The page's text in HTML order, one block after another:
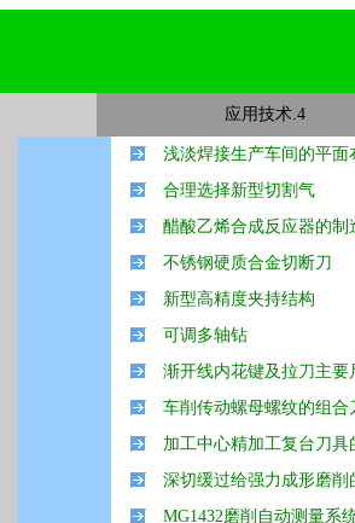
应用技术.4
浅淡焊接生产车间的平面
合理选择新型切割气
醋酸乙烯合成反应器的制
不锈钢硬质合金切断刀
新型高精度夹持结构
可调多轴钻
渐开线内花键及拉刀主要
车削传动螺母螺纹的组合
加工中心精加工复台刀具
深切缓过给强力成形磨
MG1432磨削自动测量系